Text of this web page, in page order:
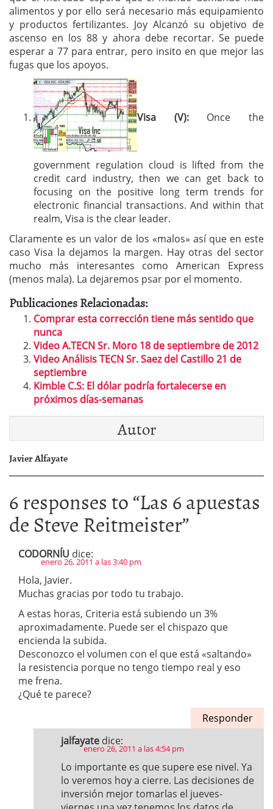
alimentos y por ello será necesario más equipamiento
y productos fertilizantes. Joy Alcanzó su objetivo de
ascenso en los 88 y ahora debe recortar. Se puede
esperar a 77 para entrar, pero insito en que mejor las
fugas que los apoyos.
Visa (V): Once the
government regulation cloud is lifted from the
credit card industry, then we can get back to
focusing on the positive long term trends for
electronic financial transactions. And within that
realm, Visa is the clear leader.
Claramente es un valor de los «malos» así que en este
caso Visa la dejamos la margen. Hay otras del sector
mucho más interesantes como American Express
(menos mala). La dejaremos psar por el momento.
Publicaciones Relacionadas:
Comprar esta corrección tiene más sentido que
nunca
Video A.TECN Sr. Moro 18 de septiembre de 2012
Video Análisis TECN Sr. Saez del Castillo 21 de
septiembre
Kimble C.S: El dólar podría fortalecerse en
próximos días-semanas
Autor
Javier Alfayate
6 responses to “Las 6 apuestas
de Steve Reitmeister”
CODORNÍU dice:
enero 26, 2011 a las 3:40 pm
Hola, Javier.
Muchas gracias por todo tu trabajo.
A estas horas, Criteria está subiendo un 3%
aproximadamente. Puede ser el chispazo que
encienda la subida.
Desconozco el volumen con el que está «saltando»
la resistencia porque no tengo tiempo real y eso
me frena.
¿Qué te parece?
Responder
jalfayate dice:
enero 26, 2011 a las 4:54 pm
Lo importante es que supere ese nivel. Ya
lo veremos hoy a cierre. Las decisiones de
inversión mejor tomarlas el jueves-